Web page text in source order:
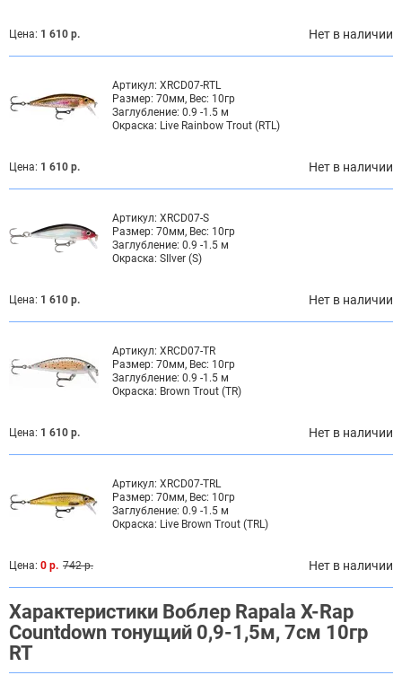
Цена: 1 610 р. Нет в наличии
Артикул: XRCD07-RTL
Размер: 70мм, Вес: 10гр
Заглубление: 0.9 -1.5 м
Окраска: Live Rainbow Trout (RTL)
Цена: 1 610 р. Нет в наличии
Артикул: XRCD07-S
Размер: 70мм, Вес: 10гр
Заглубление: 0.9 -1.5 м
Окраска: SIlver (S)
Цена: 1 610 р. Нет в наличии
Артикул: XRCD07-TR
Размер: 70мм, Вес: 10гр
Заглубление: 0.9 -1.5 м
Окраска: Brown Trout (TR)
Цена: 1 610 р. Нет в наличии
Артикул: XRCD07-TRL
Размер: 70мм, Вес: 10гр
Заглубление: 0.9 -1.5 м
Окраска: Live Brown Trout (TRL)
Цена: 0 р. 742 р. Нет в наличии
Характеристики Воблер Rapala X-Rap
Countdown тонущий 0,9-1,5м, 7см 10гр
RT